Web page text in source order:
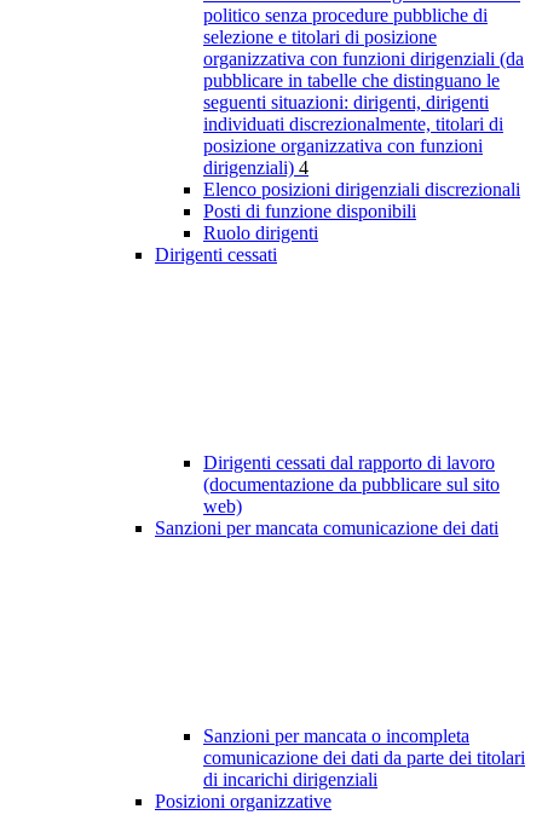
politico senza procedure pubbliche di
selezione e titolari di posizione
organizzativa con funzioni dirigenziali (da
pubblicare in tabelle che distinguano le
seguenti situazioni: dirigenti, dirigenti
individuati discrezionalmente, titolari di
posizione organizzativa con funzioni
dirigenziali) 4
Elenco posizioni dirigenziali discrezionali
Posti di funzione disponibili
Ruolo dirigenti
Dirigenti cessati
Dirigenti cessati dal rapporto di lavoro
(documentazione da pubblicare sul sito
web)
Sanzioni per mancata comunicazione dei dati
Sanzioni per mancata o incompleta
comunicazione dei dati da parte dei titolari
di incarichi dirigenziali
Posizioni organizzative